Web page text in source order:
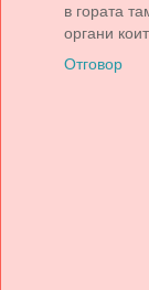
в гората
органи
Отговор